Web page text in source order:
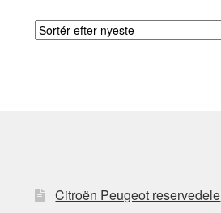
Citroën Peugeot reservedele